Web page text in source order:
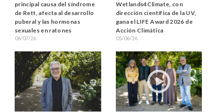
principal causa del síndrome
de Rett, afecta al desarrollo
puberal y las hormonas
sexuales en ratones
06/07/26
Wetlands4Climate, con
dirección científica de la UV,
gana el LIFE Award 2026 de
Acción Climática
05/06/26